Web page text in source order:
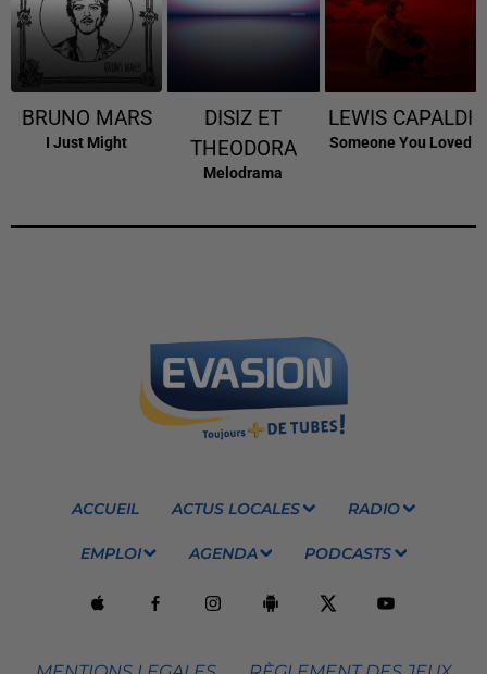
BRUNO MARS
I Just Might
DISIZ ET
THEODORA
Melodrama
LEWIS CAPALDI
Someone You Loved
ACCUEIL ACTUS LOCALES RADIO
EMPLOI AGENDA PODCASTS